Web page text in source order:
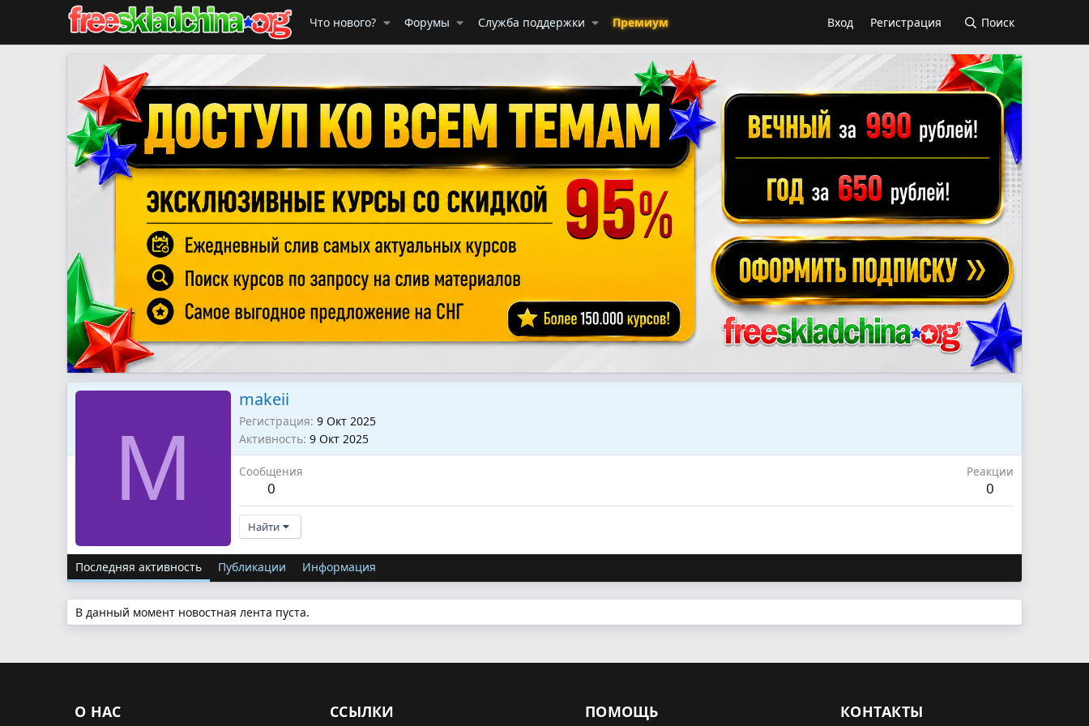
Что нового? Форумы Служба поддержки Премиум Вход Регистрация Поиск
M
makeii
Регистрация 9 Окт 2025
Активность 9 Окт 2025
Сообщения
0
Реакции
0
Найти
Последняя активность Публикации Информация
В данный момент новостная лента пуста.
О НАС ССЫЛКИ ПОМОЩЬ КОНТАКТЫ